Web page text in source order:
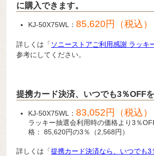
に購入できます。
KJ-50X75WL：85,620円（税込）
詳しくは「 ソニーストアご利用感謝 ラッキ
参考にしてください。
提携カード決済、いつでも3％OFF
KJ-50X75WL：83,052円（税込）
ラッキー抽選会利用時の価格より3％
格： 85,620円の3％（2,568円）
詳しくは「提携カード決済なら、いつでも3